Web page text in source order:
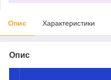
Опис Характеристики
Опис